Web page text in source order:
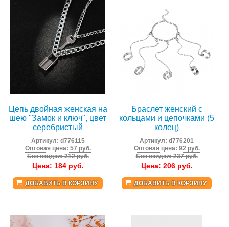
Цепь двойная женская на
шею "Замок и ключ", цвет
серебристый
Артикул: d776115
Оптовая цена: 57 руб.
Без скидки: 212 руб.
Цена: 184руб.
ДОБАВИТЬ В КОРЗИНУ
Браслет женский с
кольцами и цепочками (5
колец)
Артикул:d776201
Оптовая цена: 92 руб.
Без скидки: 237 руб.
Цена: 206руб.
ДОБАВИТЬ В КОРЗИНУ